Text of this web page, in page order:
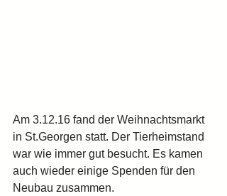
Am 3.12.16 fand der Weihnachtsmarkt
in St.Georgen statt. Der Tierheimstand
war wie immer gut besucht. Es kamen
auch wieder einige Spenden für den
Neubau zusammen.